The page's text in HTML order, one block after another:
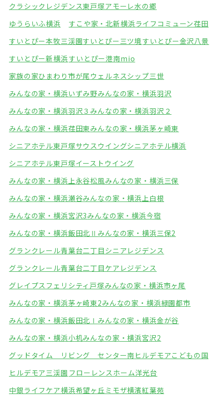
クラシックレジデンス東戸塚アモーレ水の郷
ゆうらいふ横浜
すこや家・北新横浜ライフコミューン荏田
すいとぴー本牧三渓園すいとぴー三ツ境すいとぴー金沢八景
すいとぴー新横浜すいとぴー港南mio
家族の家ひまわり市が尾 ウェルネスシップ三世
みんなの家・横浜いずみ野みんなの家・横浜羽沢
みんなの家・横浜羽沢３ みんなの家・横浜羽沢２
みんなの家・横浜荏田東みんなの家・横浜茅ヶ崎東
シニアホテル東戸塚サウスウイングシニアホテル横浜
シニアホテル東戸塚イーストウイング
みんなの家・横浜上永谷松風みんなの家・横浜三保
みんなの家・横浜瀬谷みんなの家・横浜上白根
みんなの家・横浜宮沢3みんなの家・横浜今宿
みんなの家・横浜飯田北Ⅱ みんなの家・横浜三保2
グランクレール青葉台二丁目シニアレジデンス
グランクレール青葉台二丁目ケアレジデンス
グレイプスフェリシティ戸塚みんなの家・横浜市ヶ尾
みんなの家・横浜茅ヶ崎東2みんなの家・横浜緑園都市
みんなの家・横浜飯田北Ⅰ みんなの家・横浜金が谷
みんなの家・横浜小机みんなの家・横浜宮沢2
グッドタイム リビング センター南 ヒルデモアこどもの国
ヒルデモア三渓園 フローレンスホーム洋光台
中銀ライフケア横浜希望ヶ丘ミモザ横濱紅葉苑